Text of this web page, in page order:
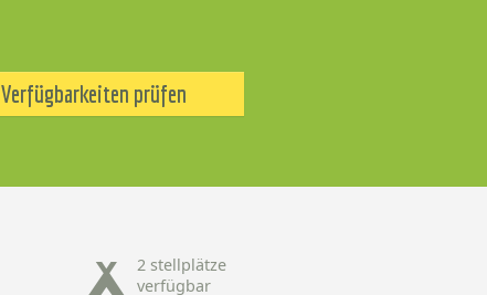
Verfügbarkeiten prüfen
2 stellplätze
verfügbar